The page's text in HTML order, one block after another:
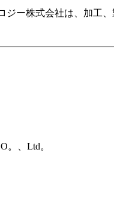
ジー株式会社は、加工
。、Ltd。